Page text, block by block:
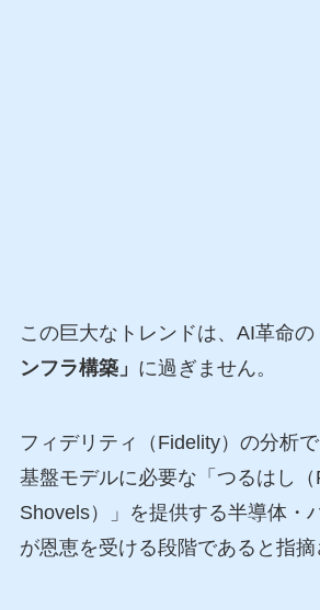
この巨大なトレンドは、AI革命の
ンフラ構築」 に過ぎません。
フィデリティ（Fidelity）の分析
基盤モデルに必要な「つるはし
Shovels）」を提供する半導体・
が恩恵を受ける段階であると指摘